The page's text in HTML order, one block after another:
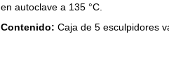
en autoclave a 135 °C.
Contenido: Caja de 5 esculpidores